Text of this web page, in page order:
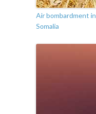
Air bombardment in
Somalia